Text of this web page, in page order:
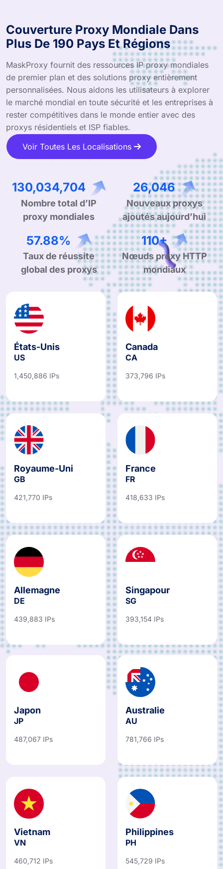
Couverture Proxy Mondiale Dans
Plus De 190 Pays Et Régions
MaskProxy fournit des ressources IP proxy mondiales
de premier plan et des solutions proxy entièrement
personnalisées. Nous aidons les utilisateurs à explorer
le marché mondial en toute sécurité et les entreprises à
rester compétitives dans le monde entier avec des
proxys résidentiels et ISP fiables.
Voir Toutes Les Localisations
220,932,751
Nombre total d’IP
proxy mondiales
44,254
Nouveaux proxys
ajoutés aujourd’hui
99.90%
Taux de réussite
global des proxys
190+
Nœuds proxy HTTP
mondiaux
États-Unis
US
1,450,886 IPs
Canada
CA
373,796 IPs
Royaume-Uni
GB
421,770 IPs
France
FR
418,633 IPs
Allemagne
DE
439,883 IPs
Singapour
SG
393,154 IPs
Japon
JP
487,067 IPs
Australie
AU
781,766 IPs
Vietnam
VN
460,712 IPs
Philippines
PH
545,729 IPs